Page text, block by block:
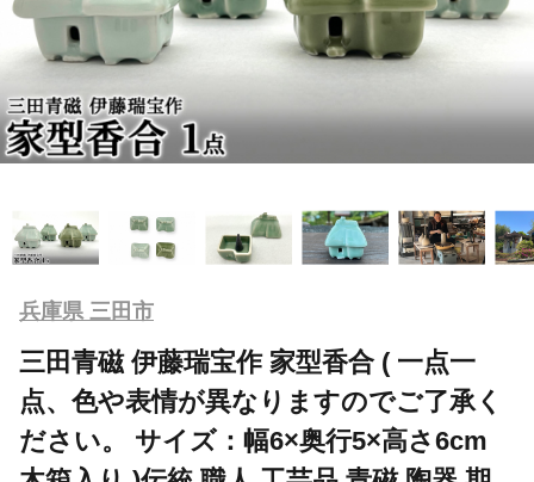
兵庫県 三田市
三田青磁 伊藤瑞宝作 家型香合 ( 一点一
点、色や表情が異なりますのでご了承く
ださい。 サイズ：幅6×奥行5×高さ6cm